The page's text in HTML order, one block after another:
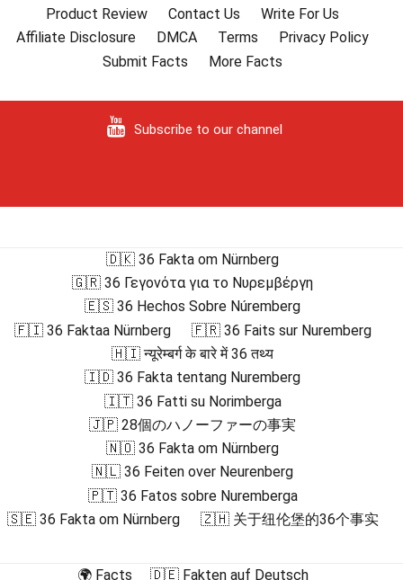
Product Review
Contact Us
Write For Us
Affiliate Disclosure
DMCA Terms
Privacy Policy
Submit Facts
More Facts
Subscribe to our channel
🇩🇰 36 Fakta om Nürnberg
🇬🇷 36 Γεγονότα για το Νυρεμβέργη
🇪🇸 36 Hechos Sobre Núremberg
🇫🇮 36 Faktaa Nürnberg
🇫🇷 36 Faits sur Nuremberg
🇭🇮 न्यूरेम्बर्ग के बारे में 36 तथ्य
🇮🇩 36 Fakta tentang Nuremberg
🇮🇹 36 Fatti su Norimberga
🇯🇵 28個のハノーファーの事実
🇳🇴 36 Fakta om Nürnberg
🇳🇱 36 Feiten over Neurenberg
🇵🇹 36 Fatos sobre Nuremberga
🇸🇪 36 Fakta om Nürnberg
🇿🇭 关于纽伦堡的36个事实
🌍 Facts 🇩🇪 Fakten auf Deutsch